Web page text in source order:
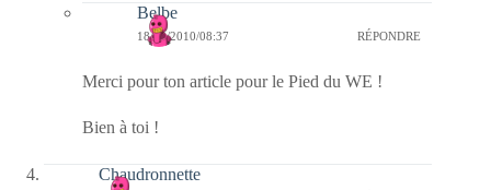
Belbe
18/09/2010/08:37 RÉPONDRE
Merci pour ton article pour le Pied du WE !
Bien à toi !
Chaudronnette